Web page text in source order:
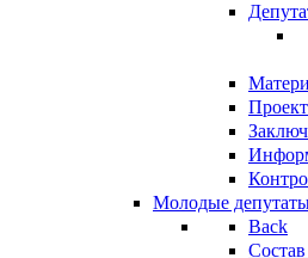
Молодые
Back